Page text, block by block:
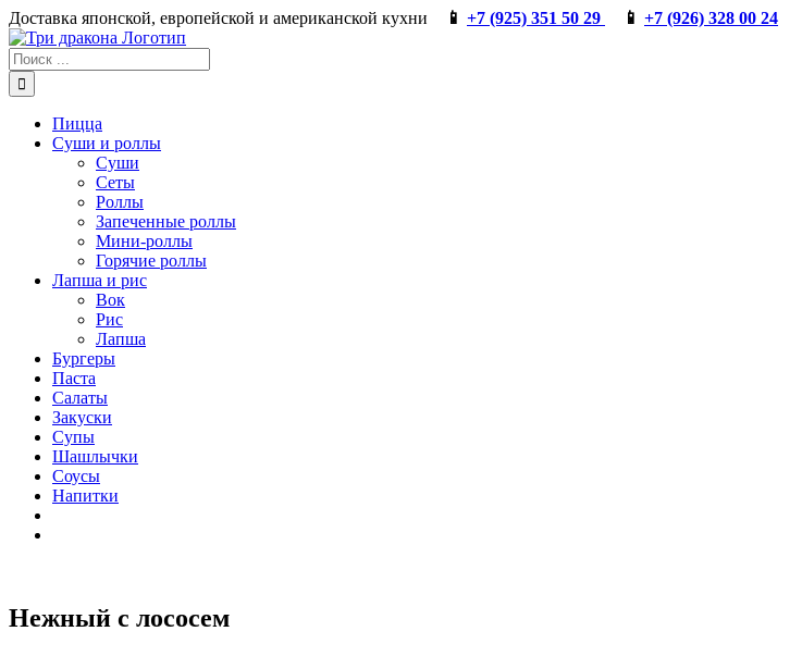
Skip
to
content
Доставка японской, европейской и американской кухни 📱 +7 (925) 351 50 29 📱 +7 (926) 328 00 24
Результат
поиска:
Пицца
Суши и роллы
Суши
Сеты
Роллы
Запеченные роллы
Мини-роллы
Горячие роллы
Лапша и рис
Вок
Рис
Лапша
Бургеры
Паста
Салаты
Закуски
Супы
Шашлычки
Соусы
Напитки
Нежный с лососем